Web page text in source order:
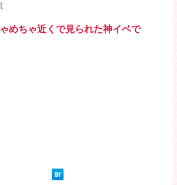
めちゃ近くで見られた神イベで